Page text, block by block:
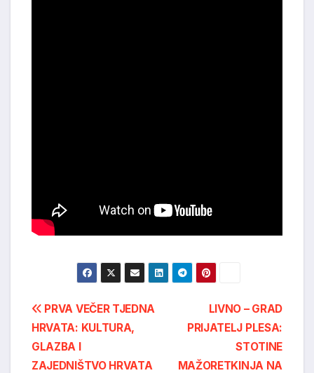
Post
navigation
LIVNO – GRAD
PRIJATELJ PLESA:
STOTINE
MAŽORETKINJA NA
PRVA VEČER TJEDNA
HRVATA: KULTURA,
GLAZBA I
ZAJEDNIŠTVO HRVATA